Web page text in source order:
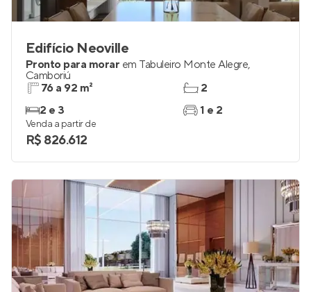
Edifício Neoville
Pronto para morar em Tabuleiro Monte Alegre,
Camboriú
76 a 92 m²
2 e 3
2
1 e 2
Venda a partir de
R$ 826.612